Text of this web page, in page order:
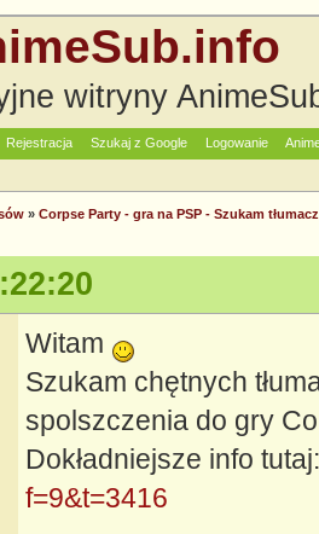
witryny
Rejestracja Szukaj z Google Logowanie
» Corpse Party - gra na PSP - Szukam
Witam
Szukam chętnych
spolszczenia do gry
Dokładniejsze info
f=9&t=3416